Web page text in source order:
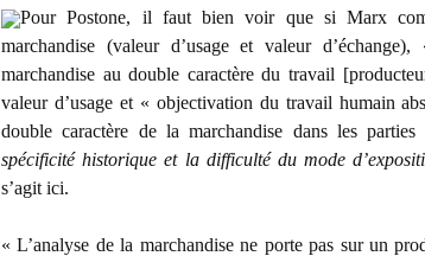
Pour Postone, il faut bien voir que si Marx
marchandise (valeur d’usage et valeur
marchandise au double caractère du travail
valeur d’usage et « objectivation du travail humain
double caractère de la marchandise dans les
spécificité historique et la difficulté du mode
s’agit ici.
« L’analyse de la marchandise ne porte pas sur un